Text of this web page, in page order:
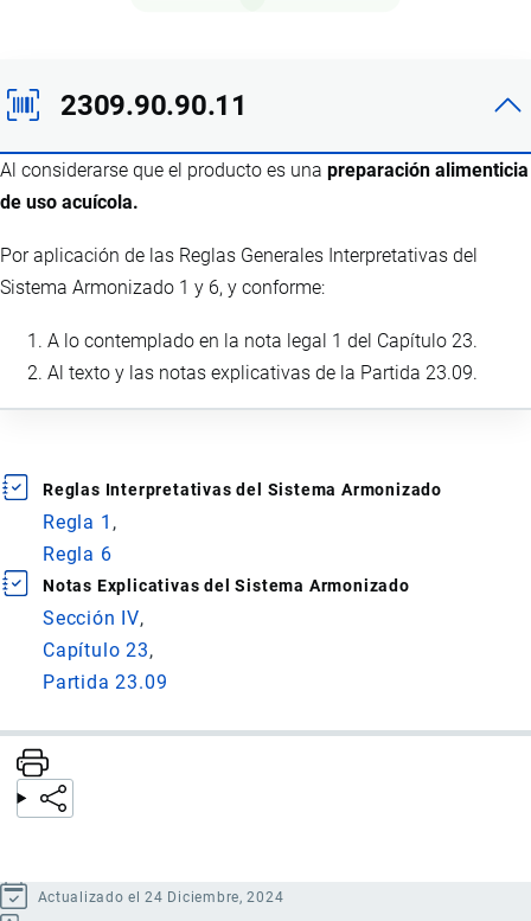
2309.90.90.11
Al considerarse que el producto es una preparación alimenticia
de uso acuícola.
Por aplicación de las Reglas Generales Interpretativas del
Sistema Armonizado 1 y 6, y conforme:
A lo contemplado en la nota legal 1 del Capítulo 23.
Al texto y las notas explicativas de la Partida 23.09.
Reglas Interpretativas del Sistema Armonizado
Regla 1
Regla 6
Notas Explicativas del Sistema Armonizado
Sección IV
Capítulo 23
Partida 23.09
Actualizado el 24 Diciembre, 2024